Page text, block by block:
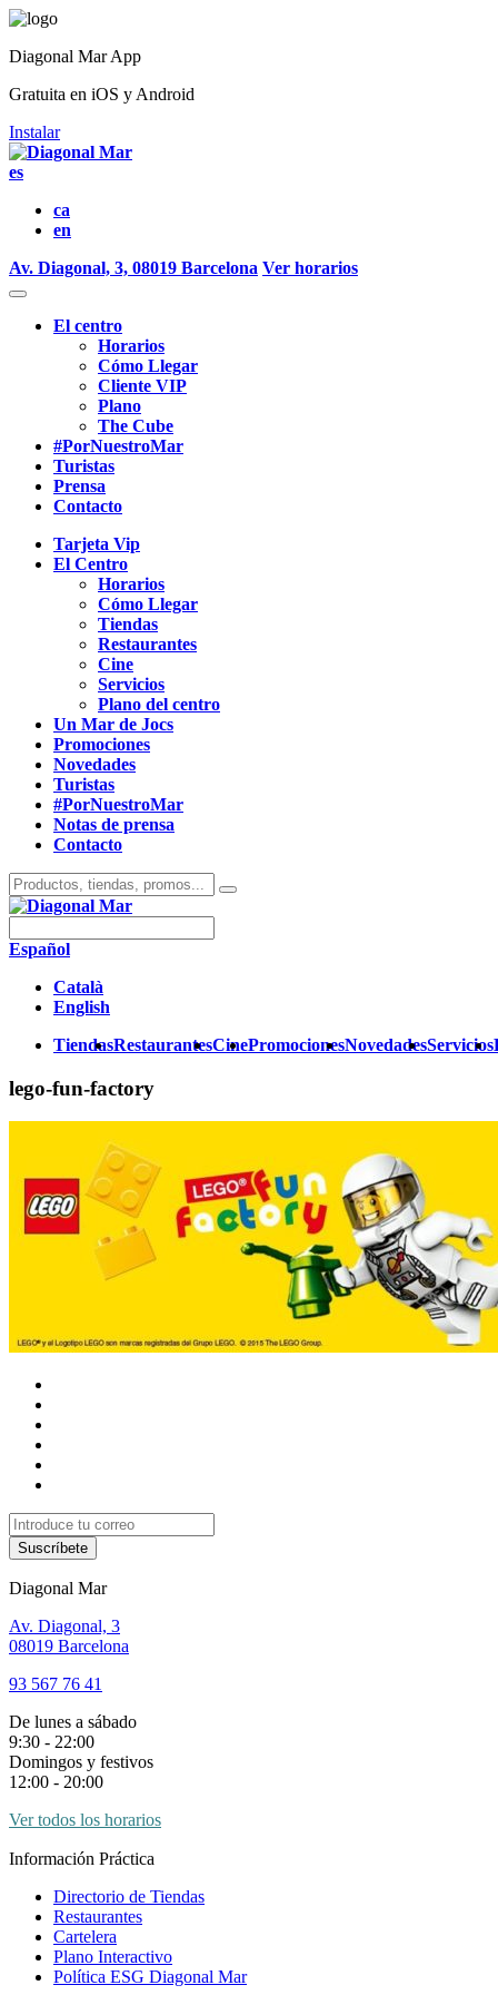
Diagonal Mar App
Gratuita en iOS y Android
Instalar
es
ca
en
Av. Diagonal, 3, 08019 Barcelona Ver horarios
El centro
Horarios
Cómo Llegar
Cliente VIP
Plano
The Cube
#PorNuestroMar
Turistas
Prensa
Contacto
Tarjeta Vip
El Centro
Horarios
Cómo Llegar
Tiendas
Restaurantes
Cine
Servicios
Plano del centro
Un Mar de Jocs
Promociones
Novedades
Turistas
#PorNuestroMar
Notas de prensa
Contacto
Español
Català
English
TiendasRestaurantesCinePromocionesNovedadesServicios
lego-fun-factory
Suscríbete
Diagonal Mar
Av. Diagonal, 3
08019 Barcelona
93 567 76 41
De lunes a sábado
9:30 - 22:00
Domingos y festivos
12:00 - 20:00
Ver todos los horarios
Información Práctica
Directorio de Tiendas
Restaurantes
Cartelera
Plano Interactivo
Política ESG Diagonal Mar